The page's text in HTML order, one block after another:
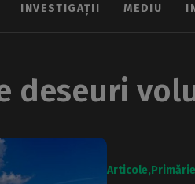
INVESTIGAȚII MEDIU
deseuri
Articole Primărie